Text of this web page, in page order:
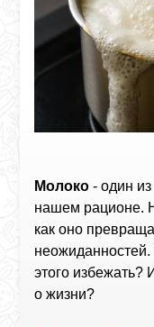
Молоко - один
нашем рационе.
как оно
этого избежать?
о жизни?